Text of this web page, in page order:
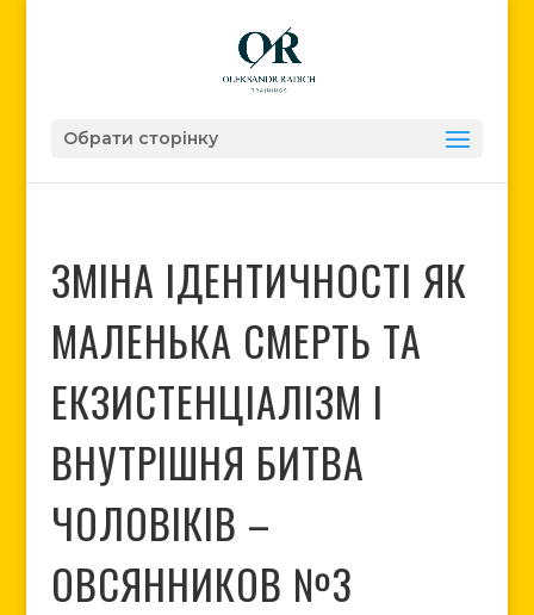
Обрати сторінку
ЗМІНА ІДЕНТИЧНОСТІ ЯК
МАЛЕНЬКА СМЕРТЬ ТА
ЕКЗИСТЕНЦІАЛІЗМ І
ВНУТРІШНЯ БИТВА
ЧОЛОВІКІВ –
ОВСЯННИКОВ №3